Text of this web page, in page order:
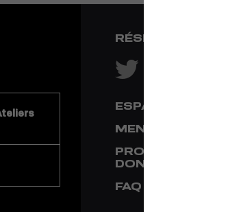
RÉSEAUX SOCIAUX
ESPACE PRESSE
MENTIONS
PROTECTION DES
DONNÉES
FAQ